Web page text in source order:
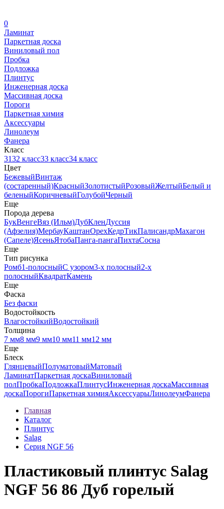
0
Ламинат
Паркетная доска
Виниловый пол
Пробка
Подложка
Плинтус
Инженерная доска
Массивная доска
Пороги
Паркетная химия
Аксессуары
Линолеум
Фанера
Класс
3132 класс33 класс34 класс
Цвет
БежевыйВинтаж
(состаренный)КрасныйЗолотистыйРозовыйЖелтыйБелый и
беленыйКоричневыйГолубойЧерный
Еще
Порода дерева
БукВенгеВяз (Ильм)ДубКленДуссия
(Афзелия)МербауКаштанОрехКедрТикПалисандрМахагон
(Сапеле)ЯсеньЯтобаПанга-пангаПихтаСосна
Еще
Тип рисунка
Ромб1-полосныйС узором3-х полосный2-х
полосныйКвадратКамень
Еще
Фаска
Без фаски
Водостойкость
ВлагостойкийВодостойкий
Толщина
7 мм8 мм9 мм10 мм11 мм12 мм
Еще
Блеск
ГлянцевыйПолуматовыйМатовый
ЛаминатПаркетная доскаВиниловый
полПробкаПодложкаПлинтусИнженерная доскаМассивная
доскаПорогиПаркетная химияАксессуарыЛинолеумФанера
Главная
Каталог
Плинтус
Salag
Серия NGF 56
Пластиковый плинтус Salag
NGF 56 86 Дуб горелый